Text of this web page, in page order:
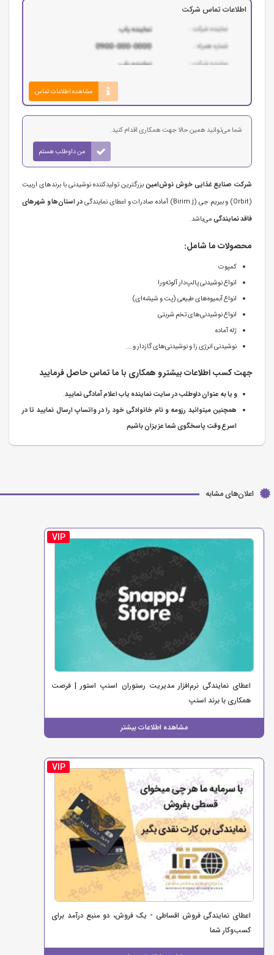
اطلاعات تماس شرکت
مشاهده اطلاعات تماس
شما می‌توانید همین حالا جهت همکاری اقدام کنید.
من داوطلب هستم
شرکت صنایع غذایی خوش نوش‌امینبزرگترین تولیدکننده نوشیدنی با برندهای اربیت
(Orbit) و بیریم جی (Birim.j) آماده صادرات و اعطای نمایندگی
در استان‌ها و شهرهای
فاقد نمایندگیمی‌باشد.
محصولات ما شامل:
کمپوت
انواع نوشیدنی پالپ‌دار آلوئه‌ورا
انواع آبمیوه‌های طبیعی (پت و شیشه‌ای)
انواع نوشیدنی‌های تخم شربتی
ژله آماده
نوشیدنی انرژی زا و نوشیدنی‌های گازدار و....
جهت کسب اطلاعات بیشتر و همکاری با ما تماس حاصل فرمایید
و یا به عنوان داوطلب در سایت نماینده یاب اعلام آمادگی نمایید.
همچنین میتوانید رزومه و نام خانوادگی خود را در واتساپ ارسال نمایید تا در
اسرع وقت پاسخگوی شما عزیزان باشیم
اعلان‌های مشابه
VIP
اعطای نمایندگی نرم‌افزار مدیریت رستوران اسنپ استور | فرصت
همکاری با برند اسنپ
مشاهده اطلاعات بیشتر
VIP
اعطای نمایندگی فروش اقساطی - یک فروش، دو منبع درآمد برای
کسب‌وکار شما